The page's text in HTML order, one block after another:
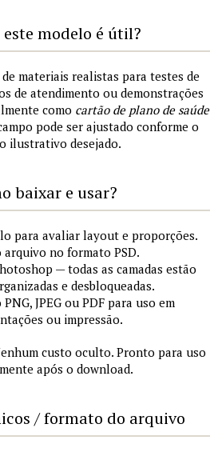
este modelo é útil?
materiais realistas para testes de
de atendimento ou demonstrações
como cartão de plano de saúde
pode ser ajustado conforme o
ilustrativo desejado.
baixar e usar?
para avaliar layout e proporções.
arquivo no formato PSD.
— todas as camadas estão
e desbloqueadas.
PNG, JPEG ou PDF para uso em
ou impressão.
custo oculto. Pronto para uso
após o download.
/ formato do arquivo